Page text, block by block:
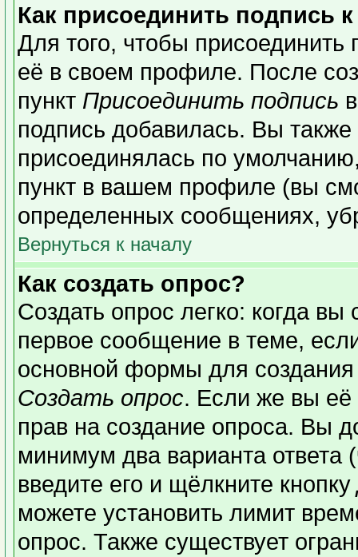
Как присоединить подпись
Для того, чтобы
её в своем профиле. После
пункт Присоединить подпись
подпись добавилась. Вы
присоединялась по
пункт в вашем профиле (вы
определенных сообщениях,
Вернуться к началу
Как создать опрос?
Создать опрос легко: когда вы
первое сообщение в теме,
основной формы для
Создать опрос. Если же вы её
прав на создание опроса. Вы
минимум два варианта ответа
введите его и щёлкните кнопку
можете установить лимит
опрос. Также существует